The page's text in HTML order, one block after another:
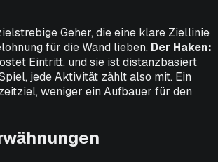
Geher, die eine klare Ziellinie
für die Wand lieben. Der Haken:
Eintritt, und sie ist distanzbasiert
jede Aktivität zählt also mit. Ein
weniger ein Aufbauer für den